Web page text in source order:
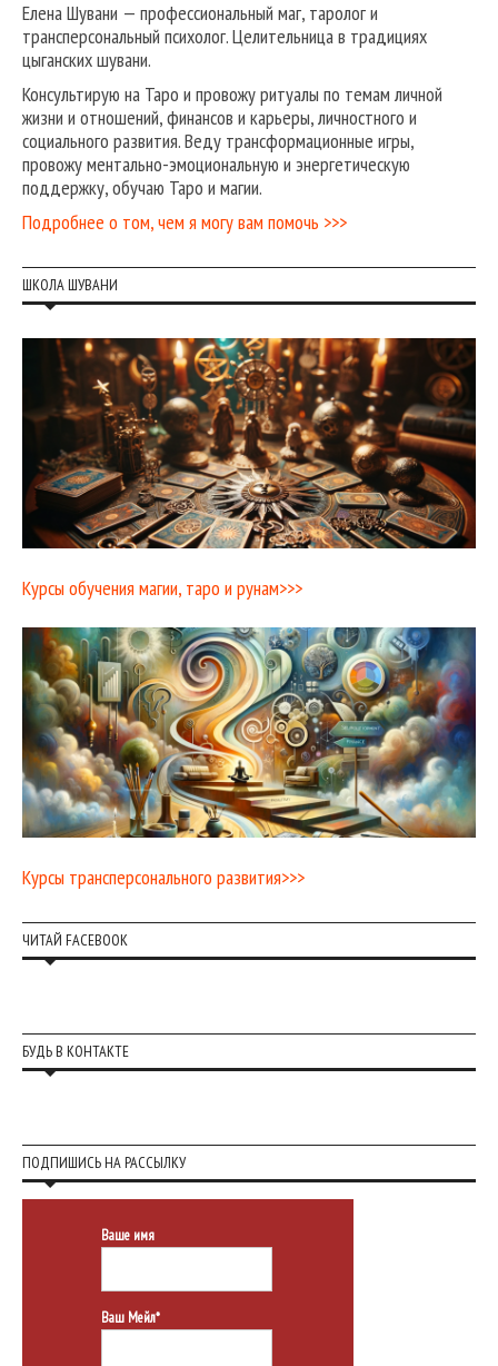
Елена Шувани — профессиональный маг, таролог и
трансперсональный психолог. Целительница в традициях
цыганских шувани.
Консультирую на Таро и провожу ритуалы по темам личной
жизни и отношений, финансов и карьеры, личностного и
социального развития. Веду трансформационные игры,
провожу ментально-эмоциональную и энергетическую
поддержку, обучаю Таро и магии.
Подробнее о том, чем я могу вам помочь >>>
ШКОЛА ШУВАНИ
Курсы обучения магии, таро и рунам>>>
Курсы трансперсонального развития>>>
ЧИТАЙ FACEBOOK
БУДЬ В КОНТАКТЕ
ПОДПИШИСЬ НА РАССЫЛКУ
Ваше имя
Ваш Мейл*